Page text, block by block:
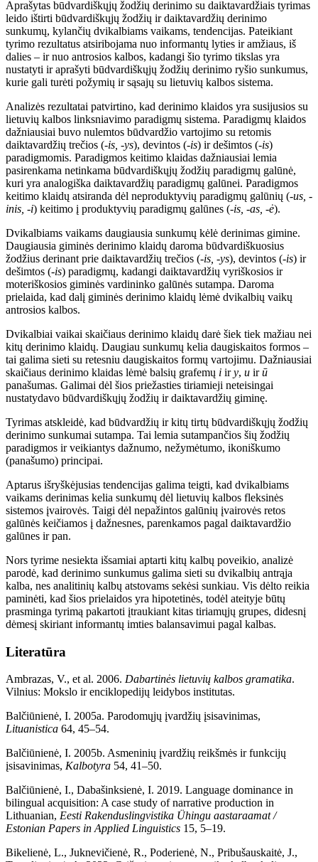
Aprašytas būdvardiškųjų žodžių derinimo su daiktavardžiais tyrimas
leido ištirti būdvardiškųjų žodžių ir daiktavardžių derinimo
sunkumų, kylančių dvikalbiams vaikams, tendencijas. Pateikiant
tyrimo rezultatus atsiribojama nuo informantų lyties ir amžiaus, iš
dalies – ir nuo antrosios kalbos, kadangi šio tyrimo tikslas yra
nustatyti ir aprašyti būdvardiškųjų žodžių derinimo ryšio sunkumus,
kurie gali turėti požymių ir sąsajų su lietuvių kalbos sistema.
Analizės rezultatai patvirtino, kad derinimo klaidos yra susijusios su
lietuvių kalbos linksniavimo paradigmų sistema. Paradigmų klaidos
dažniausiai buvo nulemtos būdvardžio vartojimo su retomis
daiktavardžių trečios (-is, -ys), devintos (-is) ir dešimtos (-is)
paradigmomis. Paradigmos keitimo klaidas dažniausiai lemia
pasirenkama netinkama būdvardiškųjų žodžių paradigmų galūnė,
kuri yra analogiška daiktavardžių paradigmų galūnei. Paradigmos
keitimo klaidų atsiranda dėl neproduktyvių paradigmų galūnių (-us, -
inis, -i) keitimo į produktyvių paradigmų galūnes (-is, -as, -ė).
Dvikalbiams vaikams daugiausia sunkumų kėlė derinimas gimine.
Daugiausia giminės derinimo klaidų daroma būdvardiškuosius
žodžius derinant prie daiktavardžių trečios (-is, -ys), devintos (-is) ir
dešimtos (-is) paradigmų, kadangi daiktavardžių vyriškosios ir
moteriškosios giminės vardininko galūnės sutampa. Daroma
prielaida, kad dalį giminės derinimo klaidų lėmė dvikalbių vaikų
antrosios kalbos.
Dvikalbiai vaikai skaičiaus derinimo klaidų darė šiek tiek mažiau nei
kitų derinimo klaidų. Daugiau sunkumų kelia daugiskaitos formos –
tai galima sieti su retesniu daugiskaitos formų vartojimu. Dažniausiai
skaičiaus derinimo klaidas lėmė balsių grafemų i iry, u irū
panašumas. Galimai dėl šios priežasties tiriamieji neteisingai
nustatydavo būdvardiškųjų žodžių ir daiktavardžių giminę.
Tyrimas atskleidė, kad būdvardžių ir kitų tirtų būdvardiškųjų žodžių
derinimo sunkumai sutampa. Tai lemia sutampančios šių žodžių
paradigmos ir veikiantys dažnumo, nežymėtumo, ikoniškumo
(panašumo) principai.
Aptarus išryškėjusias tendencijas galima teigti, kad dvikalbiams
vaikams derinimas kelia sunkumų dėl lietuvių kalbos fleksinės
sistemos įvairovės. Taigi dėl nepažintos galūnių įvairovės retos
galūnės keičiamos į dažnesnes, parenkamos pagal daiktavardžio
galūnes ir pan.
Nors tyrime nesiekta išsamiai aptarti kitų kalbų poveikio, analizė
parodė, kad derinimo sunkumus galima sieti su dvikalbių antrąja
kalba, nes analitinių kalbų atstovams sekėsi sunkiau. Vis dėlto reikia
paminėti, kad šios prielaidos yra hipotetinės, todėl ateityje būtų
prasminga tyrimą pakartoti įtraukiant kitas tiriamųjų grupes, didesnį
dėmesį skiriant informantų imties balansavimui pagal kalbas.
Literatūra
Ambrazas, V., et al. 2006. Dabartinės lietuvių kalbos gramatika.
Vilnius: Mokslo ir enciklopedijų leidybos institutas.
Balčiūnienė, I. 2005a. Parodomųjų įvardžių įsisavinimas,
Lituanistica 64, 45–54.
Balčiūnienė, I. 2005b. Asmeninių įvardžių reikšmės ir funkcijų
įsisavinimas, Kalbotyra 54, 41–50.
Balčiūnienė, I., Dabašinksienė, I. 2019. Language dominance in
bilingual acquisition: A case study of narrative production in
Lithuanian, Eesti Rakenduslingvistika Ühingu aastaraamat /
Estonian Papers in Applied Linguistics 15, 5–19.
Bikelienė, L., Juknevičienė, R., Poderienė, N., Pribušauskaitė, J.,